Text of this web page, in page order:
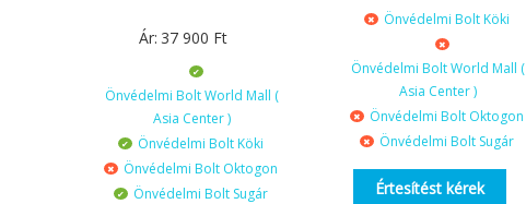
Ár: 37 900 Ft
Önvédelmi Bolt World Mall (
Asia Center )
Önvédelmi Bolt Köki
Önvédelmi Bolt Oktogon
Önvédelmi Bolt Sugár
Önvédelmi Bolt Köki
Önvédelmi Bolt World Mall (
Asia Center )
Önvédelmi Bolt Oktogon
Önvédelmi Bolt Sugár
Értesítést kérek